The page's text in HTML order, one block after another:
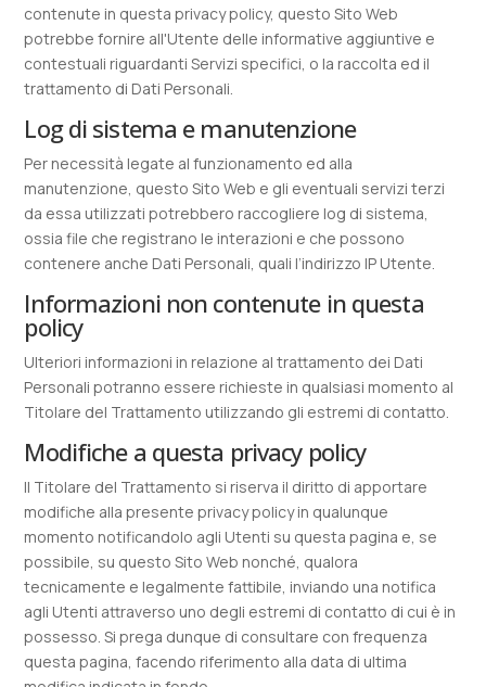
contenute in questa privacy policy, questo Sito Web
potrebbe fornire all'Utente delle informative aggiuntive e
contestuali riguardanti Servizi specifici, o la raccolta ed il
trattamento di Dati Personali.
Log di sistema e manutenzione
Per necessità legate al funzionamento ed alla
manutenzione, questo Sito Web e gli eventuali servizi terzi
da essa utilizzati potrebbero raccogliere log di sistema,
ossia file che registrano le interazioni e che possono
contenere anche Dati Personali, quali l’indirizzo IP Utente.
Informazioni non contenute in questa
policy
Ulteriori informazioni in relazione al trattamento dei Dati
Personali potranno essere richieste in qualsiasi momento al
Titolare del Trattamento utilizzando gli estremi di contatto.
Modifiche a questa privacy policy
Il Titolare del Trattamento si riserva il diritto di apportare
modifiche alla presente privacy policy in qualunque
momento notificandolo agli Utenti su questa pagina e, se
possibile, su questo Sito Web nonché, qualora
tecnicamente e legalmente fattibile, inviando una notifica
agli Utenti attraverso uno degli estremi di contatto di cui è in
possesso. Si prega dunque di consultare con frequenza
questa pagina, facendo riferimento alla data di ultima